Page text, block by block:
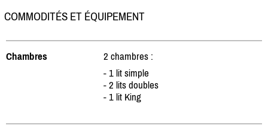
COMMODITÉS ET ÉQUIPEMENT
Chambres
2 chambres :
- 1 lit simple
- 2 lits doubles
- 1 lit King